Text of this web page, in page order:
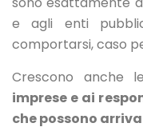
e agli enti
comportarsi, caso
Crescono anche
imprese e ai
che possono